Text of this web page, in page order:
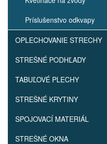
Príslušenstvo odkvapy
OPLECHOVANIE STRECHY
STREŠNÉ PODHĽADY
TABUĽOVÉ PLECHY
STREŠNÉ KRYTINY
SPOJOVACÍ MATERIÁL
STREŠNÉ OKNA